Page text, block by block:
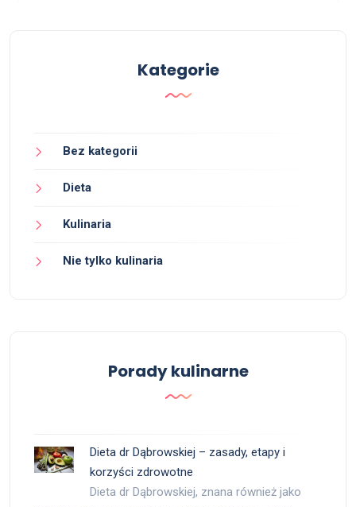
Kategorie
Bez kategorii
Dieta
Kulinaria
Nie tylko kulinaria
Porady kulinarne
Dieta dr Dąbrowskiej – zasady, etapy i
korzyści zdrowotne
Dieta dr Dąbrowskiej, znana również jako